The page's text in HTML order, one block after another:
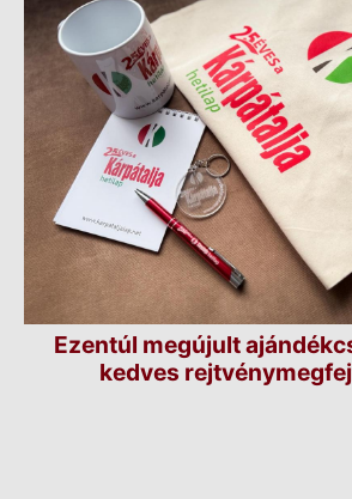
Ezentúl megújult
kedves